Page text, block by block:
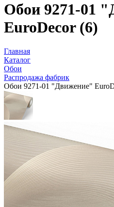
Обои 9271-01
EuroDecor (6)
Главная
Каталог
Обои
Распродажа фабрик
Обои 9271-01 "Движение"